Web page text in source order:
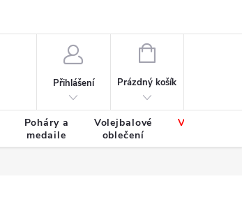
Přihlášení
NÁKUPNÍ
Prázdný košík
Poháry a
medaile
Volejbalové
oblečení
Výprodej